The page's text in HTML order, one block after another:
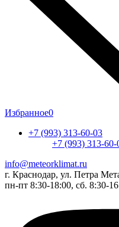
Избранное0
+7 (993) 313-60-03
+7 (993) 313-60-
info@meteorklimat.ru
г. Краснодар, ул. Петра
пн-пт 8:30-18:00, сб. 8:30-